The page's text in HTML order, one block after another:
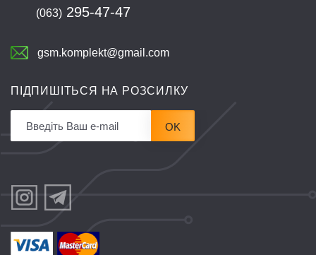
(063) 295-47-47
gsm.komplekt@gmail.com
ПІДПИШІТЬСЯ НА РОЗСИЛКУ
OK